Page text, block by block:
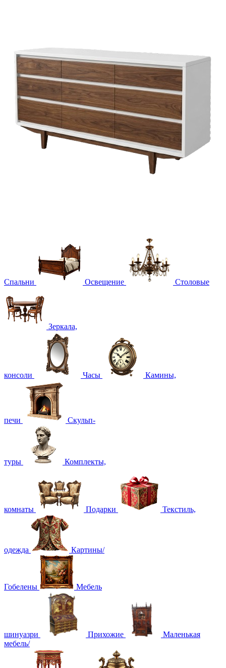
Спальни Освещение Столовые
Зеркала,
консоли Часы Камины,
печи Скульп-
туры Комплекты,
комнаты Подарки Текстиль,
одежда Картины/
Гобелены Мебель
шинуазри Прихожие
Маленькая
мебель/